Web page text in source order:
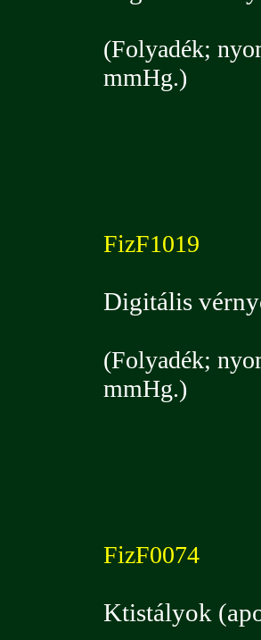
(Folyadék;
mmHg.)
FizF1019
Digitális
(Folyadék;
mmHg.)
FizF0074
Ktistályok